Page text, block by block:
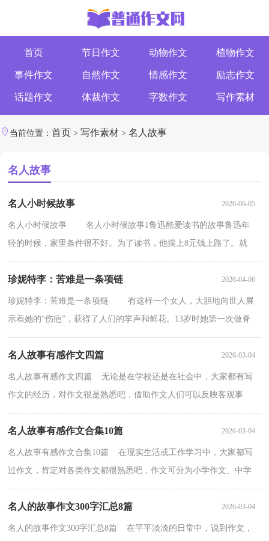
首页 节日作文 动物作文 植物作文
事件作文 自然作文 情感作文 励志作文
话题作文 体裁作文 字数作文 写作素材
当前位置： 首页 > 写作素材 > 名人故事
名人故事
名人小时候故事 2026-06-05
名人小时候故事 名人小时候故事1鲁迅酷爱读书的故事鲁迅年
轻的时候，家里条件很不好。为了读书，他揣上8元钱上路了。就
这8元钱，还是母亲多方设法为他张罗来的。在南京，他...
珍妮特李：苦难是一条项链 2026-04-06
珍妮特李：苦难是一条项链 有这样一个女人，大胆地向世人展
示着她的“伤疤”，获得了人们的掌声和鲜花。13岁时她第一次做脊
椎手术，在背部植入了金属钢条和支架。从那以后，她...
名人故事有感作文四篇 2026-03-04
名人故事有感作文四篇 无论是在学校还是在社会中，大家都有写
作文的经历，对作文很是熟悉吧，借助作文人们可以反映客观事
物、表达思想感情、传递知识信息。如何写一篇有思想、...
名人故事有感作文合集10篇 2026-03-04
名人故事有感作文合集10篇 在现实生活或工作学习中，大家都写
过作文，肯定对各类作文都很熟悉吧，作文可分为小学作文、中学
作文、大学作文（论文）。怎么写作文才能避免踩雷呢？下面...
名人的故事作文300字汇总8篇 2026-03-04
名人的故事作文300字汇总8篇 在平平淡淡的日常中，说到作文，